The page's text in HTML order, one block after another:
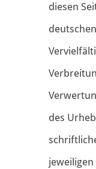
diesen
des